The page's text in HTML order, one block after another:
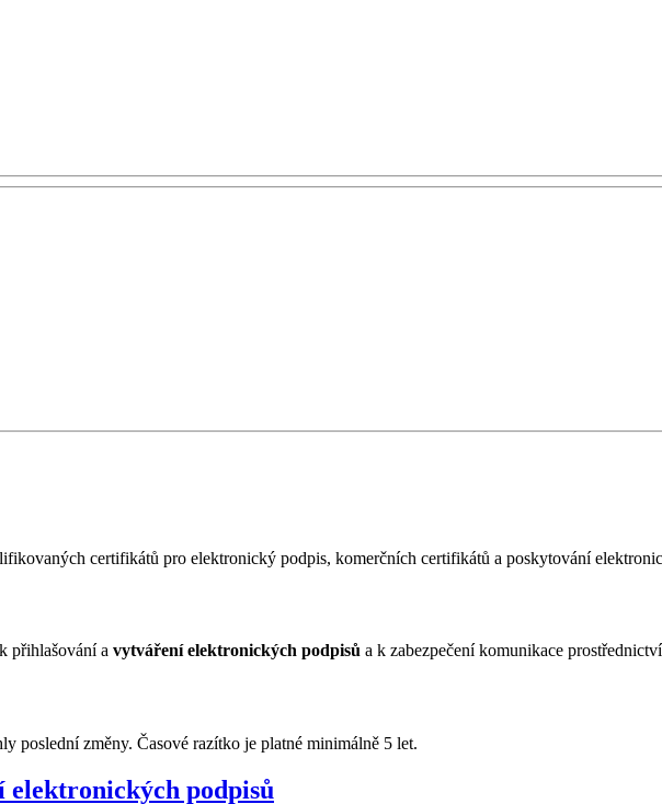
certifikátů pro elektronický podpis, komerčních certifikátů a poskytování
přihlašování a vytváření elektronických podpisů a k zabezpečení komunikace
poslední změny. Časové razítko je platné minimálně 5 let.
podpisů